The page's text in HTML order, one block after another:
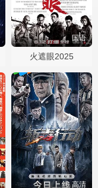
国语
火遮眼2025
高清